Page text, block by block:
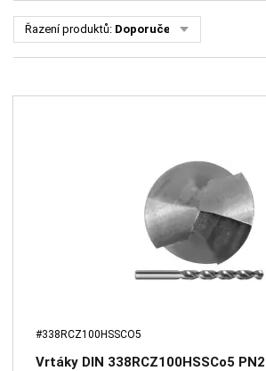
Řazení produktů: Doporučené
#338RCZ100HSSCO5
Vrtáky DIN 338RCZ100HSSCo5